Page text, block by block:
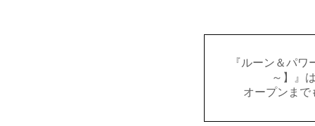
『ルーン＆パワ
～】』
オープンまで